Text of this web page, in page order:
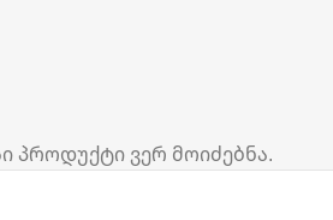
პროდუქტი ვერ მოიძებნა.